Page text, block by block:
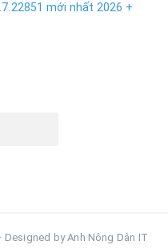
mới nhất 2026 +
Designed by Anh Nông Dân IT